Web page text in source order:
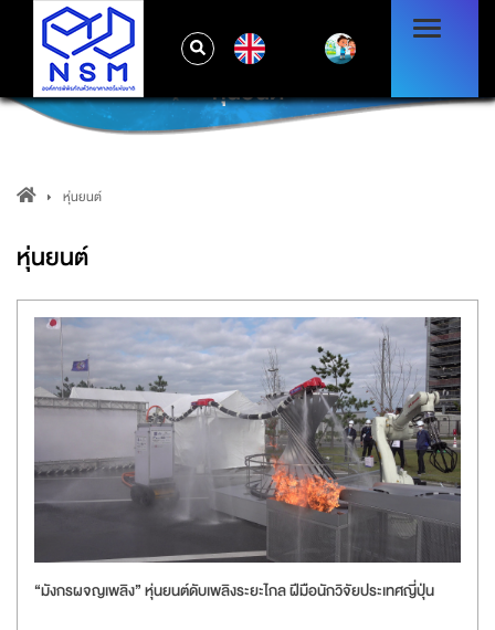
หุ่นยนต์
หุ่นยนต์
หุ่นยนต์
“มังกรผจญเพลิง” หุ่นยนต์ดับเพลิงระยะไกล ฝีมือนักวิจัยประเทศญี่ปุ่น